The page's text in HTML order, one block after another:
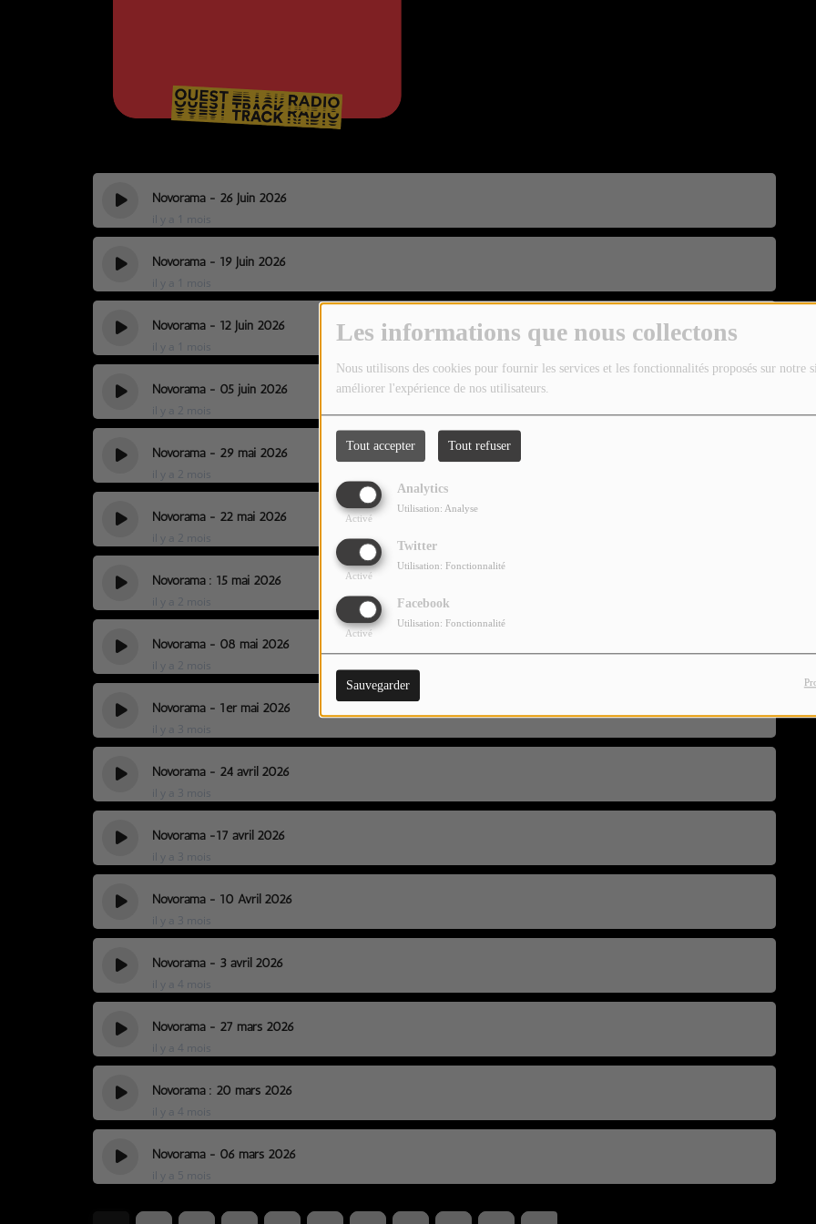
Les informations que nous collectons
Nous utilisons des cookies pour fournir les services et les fonctionnalités proposés sur notre
améliorer l'expérience de nos utilisateurs.
Tout accepter Tout refuser
Analytics
Activé
Utilisation: Analyse
Twitter
Activé
Utilisation: Fonctionnalité
Facebook
Activé
Utilisation: Fonctionnalité
Sauvegarder
LES ATELIERS PÉDAGOGIQUES
COMMUNIQUEZ SUR OUEST
TRACK
LE T'CHAT
LES JEUX-CONCOURS
CONTACTEZ-NOUS !
Novorama - 26 Juin 2026
il y a 1 mois
Novorama - 19 Juin 2026
il y a 1 mois
Novorama - 12 Juin 2026
il y a 1 mois
Novorama - 05 juin 2026
il y a 2 mois
Novorama - 29 mai 2026
il y a 2 mois
Novorama - 22 mai 2026
il y a 2 mois
Novorama : 15 mai 2026
il y a 2 mois
Novorama - 08 mai 2026
il y a 2 mois
Novorama - 1er mai 2026
il y a 3 mois
Novorama - 24 avril 2026
il y a 3 mois
Novorama -17 avril 2026
il y a 3 mois
Novorama - 10 Avril 2026
il y a 3 mois
Novorama - 3 avril 2026
il y a 4 mois
Novorama - 27 mars 2026
il y a 4 mois
Novorama : 20 mars 2026
il y a 4 mois
Novorama - 06 mars 2026
il y a 5 mois